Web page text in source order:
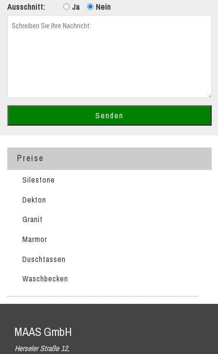
Ausschnitt:
Ja Nein
Preise
Silestone
Dekton
Granit
Marmor
Duschtassen
Waschbecken
MAAS GmbH
Herseler Straße 12,